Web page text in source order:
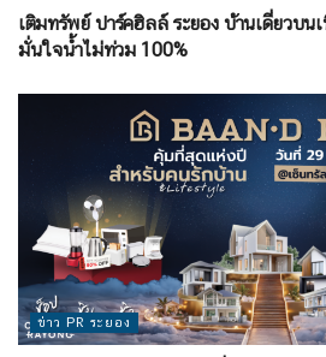
เติมทรัพย์ ปาร์คฮิลล์ ระยอง บ้านเดี่ยวบ
มั่นใจน้ำไม่ท่วม 100%
ข่าว PR ระยอง